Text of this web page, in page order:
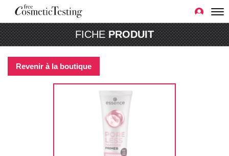
FICHEPRODUIT
Revenir à la boutique